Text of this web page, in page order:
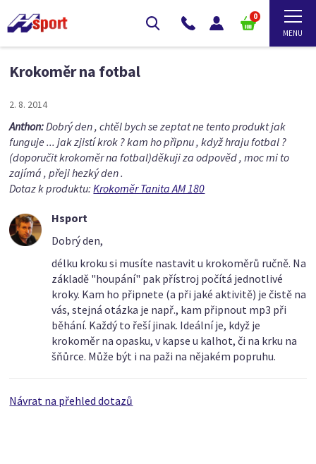
0
Krokoměr na fotbal
2. 8. 2014
Anthon:Dobrý den , chtěl bych se zeptat ne tento produkt jak
funguje ... jak zjistí krok ? kam ho připnu , když hraju fotbal ?
(doporučit krokoměr na fotbal)děkuji za odpověd , moc mi to
zajímá , přeji hezký den .
Dotaz k produktu:Krokoměr Tanita AM 180
Hsport
Dobrý den,
délku kroku si musíte nastavit u krokoměrů ručně. Na
základě "houpání" pak přístroj počítá jednotlivé
kroky. Kam ho připnete (a při jaké aktivitě) je čistě na
vás, stejná otázka je např., kam připnout mp3 při
běhání. Každý to řeší jinak. Ideální je, když je
krokoměr na opasku, v kapse u kalhot, či na krku na
šňůrce. Může být i na paži na nějakém popruhu.
Návrat na přehled dotazů